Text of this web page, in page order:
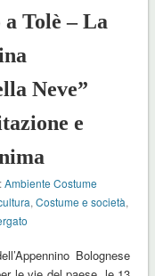
a Tolè – La
Neve”
e
Ambiente Costume
,Costume e società,
Bolognese